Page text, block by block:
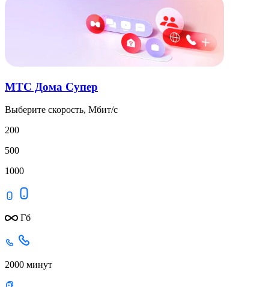
МТС Дома Супер
Выберите скорость, Мбит/с
200
500
1000
Гб
2000 минут